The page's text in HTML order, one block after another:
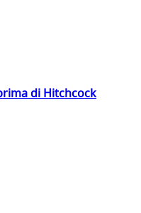
di Hitchcock